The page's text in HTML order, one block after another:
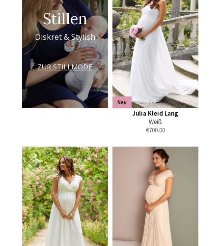
Stillen
Diskret & Stylish
ZUR STILLMODE
Neu
Julia Kleid Lang
Weiß
€700.00